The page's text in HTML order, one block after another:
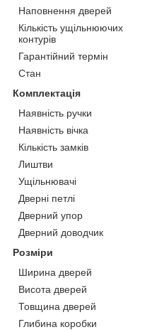
Наповнення дверей
Кількість ущільнюючих
контурів
Гарантійний термін
Стан
Комплектація
Наявність ручки
Наявність вічка
Кількість замків
Лиштви
Ущільнювачі
Дверні петлі
Дверний упор
Дверний доводчик
Розміри
Ширина дверей
Висота дверей
Товщина дверей
Глибина коробки